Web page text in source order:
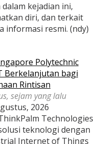
kejadian ini,
diri, dan terkait
informasi resmi. (ndy)
Polytechnic
Berkelanjutan bagi
Rintisan
sejam yang lalu
2026
Technologies
teknologi dengan
Internet of Things